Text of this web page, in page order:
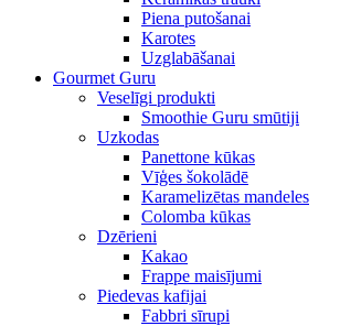
Piena putošanai
Karotes
Uzglabāšanai
Gourmet Guru
Veselīgi produkti
Smoothie Guru smūtiji
Uzkodas
Panettone kūkas
Vīģes šokolādē
Karamelizētas mandeles
Colomba kūkas
Dzērieni
Kakao
Frappe maisījumi
Piedevas kafijai
Fabbri sīrupi